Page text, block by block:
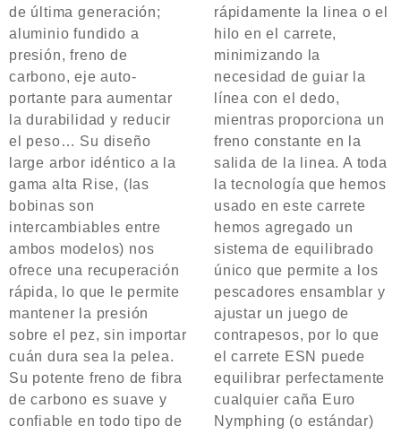
de última generación;
aluminio fundido a
presión, freno de
carbono, eje auto-
portante para aumentar
la durabilidad y reducir
el peso… Su diseño
large arbor idéntico a la
gama alta Rise, (las
bobinas son
intercambiables entre
ambos modelos) nos
ofrece una recuperación
rápida, lo que le permite
mantener la presión
sobre el pez, sin importar
cuán dura sea la pelea.
Su potente freno de fibra
de carbono es suave y
confiable en todo tipo de
rápidamente la linea o el
hilo en el carrete,
minimizando la
necesidad de guiar la
línea con el dedo,
mientras proporciona un
freno constante en la
salida de la linea. A toda
la tecnología que hemos
usado en este carrete
hemos agregado un
sistema de equilibrado
único que permite a los
pescadores ensamblar y
ajustar un juego de
contrapesos, por lo que
el carrete ESN puede
equilibrar perfectamente
cualquier caña Euro
Nymphing (o estándar)